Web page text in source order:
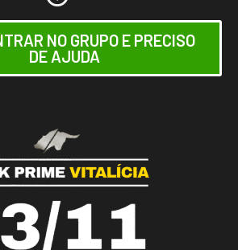
NO GRUPO E PRECISO
DE AJUDA